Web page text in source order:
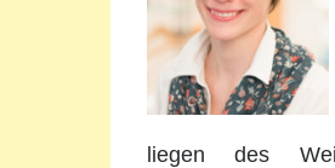
liegen des